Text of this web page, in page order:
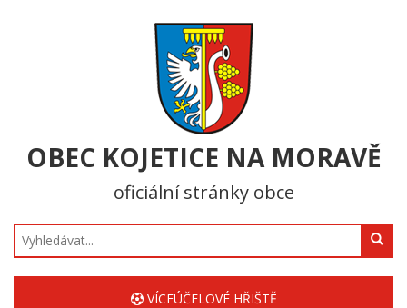
OBEC KOJETICE NA MORAVĚ
oficiální stránky obce
Hledat
VÍCEÚČELOVÉ HŘIŠTĚ